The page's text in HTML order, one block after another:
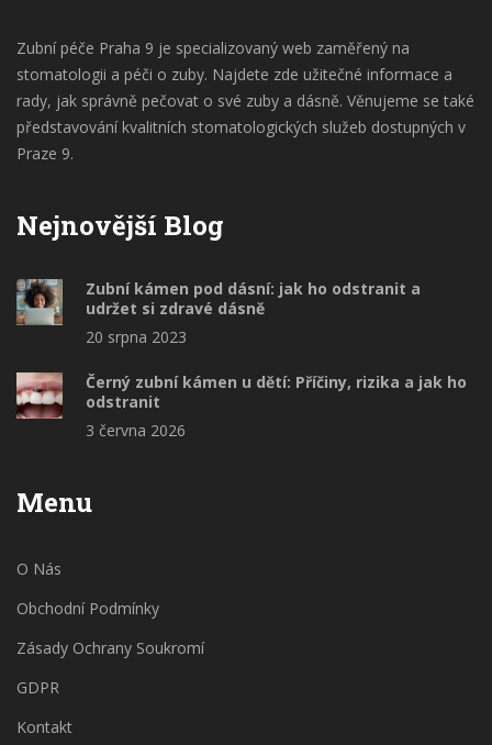
Zubní péče Praha 9 je specializovaný web zaměřený na
stomatologii a péči o zuby. Najdete zde užitečné informace a
rady, jak správně pečovat o své zuby a dásně. Věnujeme se také
představování kvalitních stomatologických služeb dostupných v
Praze 9.
Nejnovější Blog
Zubní kámen pod dásní: jak ho odstranit a
udržet si zdravé dásně
20 srpna 2023
Černý zubní kámen u dětí: Příčiny, rizika a jak ho
odstranit
3 června 2026
Menu
O Nás
Obchodní Podmínky
Zásady Ochrany Soukromí
GDPR
Kontakt